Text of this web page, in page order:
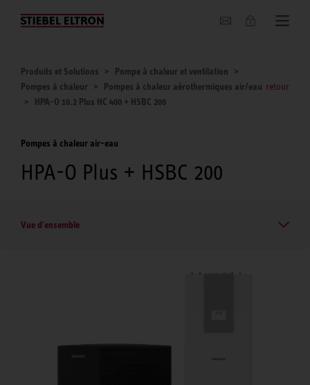
Entreprise
Produits et Solutions
Pompe à chaleur et ventilation
Pompes à chaleur
Pompes à chaleur aérothermiques air/eau
HPA-O 10.2 Plus HC 400 + HSBC 200
retour
Pompes à chaleur air-eau
HPA-O Plus + HSBC 200
Vue d'ensemble